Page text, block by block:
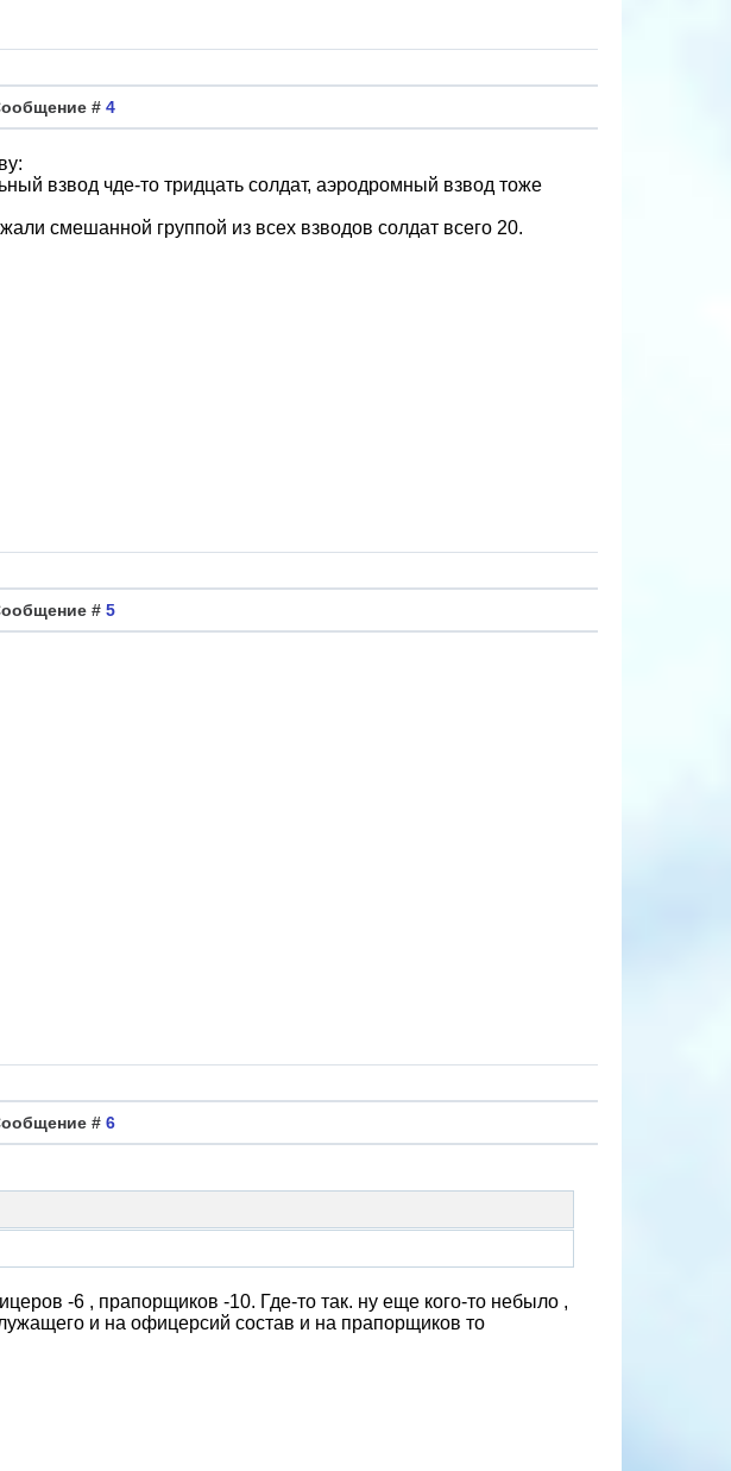
# 4
взвод чде-то тридцать солдат, аэродромный взвод тоже
смешанной группой из всех взводов солдат всего 20.
# 5
# 6
-6 , прапорщиков -10. Где-то так. ну еще кого-то небыло ,
и на офицерсий состав и на прапорщиков то